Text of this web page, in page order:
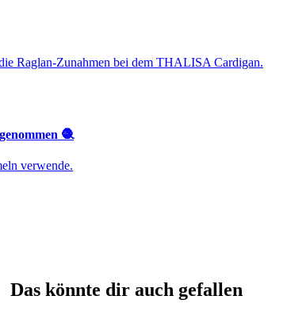
Raglan-Zunahmen bei dem THALISA Cardigan.
🧶
verwende.
Das könnte dir auch gefallen